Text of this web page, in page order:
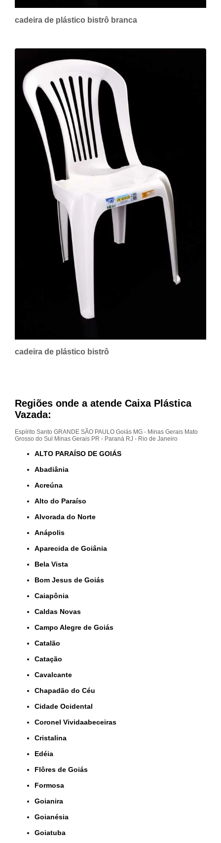
cadeira de plástico bistrô branca
cadeira de plástico bistrô
Regiões onde a atende Caixa Plástica
Vazada:
Espírito Santo GRANDE SÃO PAULO Goiás MG - Minas Gerais Mato
Grosso do Sul
Minas Gerais PR - Paraná RJ - Rio de Janeiro
ALTO PARAÍSO DE GOIÁS
Abadiânia
Acreúna
Alto do Paraíso
Alvorada do Norte
Anápolis
Aparecida de Goiânia
Bela Vista
Bom Jesus de Goiás
Caiapônia
Caldas Novas
Campo Alegre de Goiás
Catalão
Catação
Cavalcante
Chapadão do Céu
Cidade Ocidental
Coronel Vividaabeceiras
Cristalina
Edéia
Flôres de Goiás
Formosa
Goianira
Goianésia
Goiatuba